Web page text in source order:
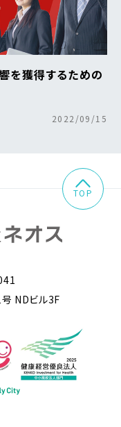
を獲得するための
2022/09/15
NDビル3F
TOP